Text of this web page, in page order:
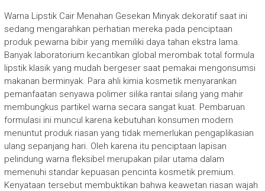
Warna Lipstik Cair Menahan Gesekan Minyak dekoratif saat ini
sedang mengarahkan perhatian mereka pada penciptaan
produk pewarna bibir yang memiliki daya tahan ekstra lama.
Banyak laboratorium kecantikan global merombak total formula
lipstik klasik yang mudah bergeser saat pemakai mengonsumsi
makanan berminyak. Para ahli kimia kosmetik menyarankan
pemanfaatan senyawa polimer silika rantai silang yang mahir
membungkus partikel warna secara sangat kuat. Pembaruan
formulasi ini muncul karena kebutuhan konsumen modern
menuntut produk riasan yang tidak memerlukan pengaplikasian
ulang sepanjang hari. Oleh karena itu penciptaan lapisan
pelindung warna fleksibel merupakan pilar utama dalam
memenuhi standar kepuasan pencinta kosmetik premium.
Kenyataan tersebut membuktikan bahwa keawetan riasan wajah